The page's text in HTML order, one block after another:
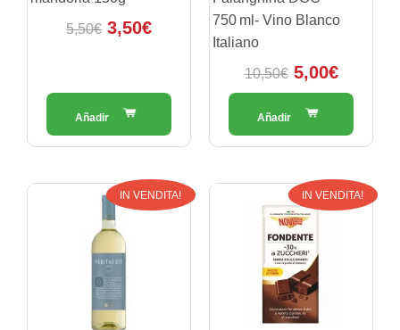
5,50€ 3,50€
750 ml- Vino Blanco
Italiano
10,50€ 5,00€
IN VENDITA!
Il
prezzo
originale
era:
9,50€.
Il
IN VENDITA!
Il
prezzo
originale
era:
3,80€.
Il